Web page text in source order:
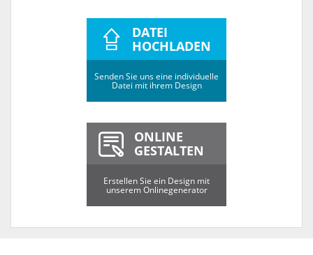
DATEI
HOCHLADEN
Senden Sie uns eine individuelle
Datei mit ihrem Design
ONLINE
GESTALTEN
Erstellen Sie ein Design mit
unserem Onlinegenerator